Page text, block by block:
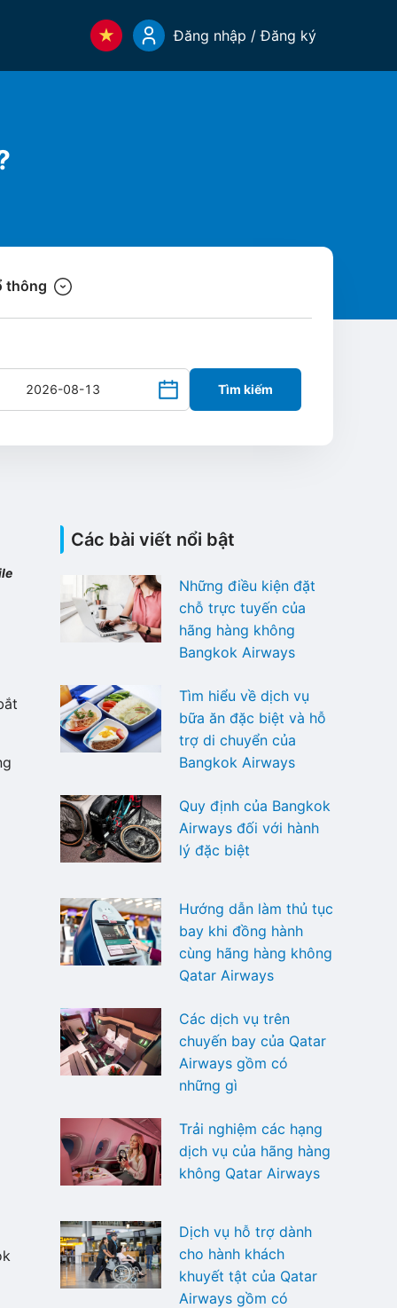
Đăng nhập / Đăng ký
thông
Tìm kiếm
Các bài viết nổi bật
Những điều kiện đặt
chỗ trực tuyến của
hãng hàng không
Bangkok Airways
Tìm hiểu về dịch vụ
bữa ăn đặc biệt và hỗ
trợ di chuyển của
Bangkok Airways
Quy định của Bangkok
Airways đối với hành
lý đặc biệt
Hướng dẫn làm thủ tục
bay khi đồng hành
cùng hãng hàng không
Qatar Airways
Các dịch vụ trên
chuyến bay của Qatar
Airways gồm có
những gì
Trải nghiệm các hạng
dịch vụ của hãng hàng
không Qatar Airways
Dịch vụ hỗ trợ dành
cho hành khách
khuyết tật của Qatar
Airways gồm có